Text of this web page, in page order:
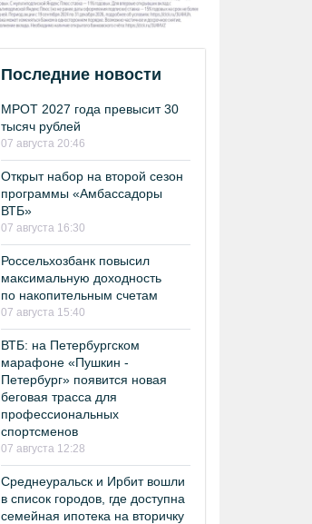
Последние новости
МРОТ 2027 года превысит 30
тысяч рублей
07 августа 20:46
Открыт набор на второй сезон
программы «Амбассадоры
ВТБ»
07 августа 16:30
Россельхозбанк повысил
максимальную доходность
по накопительным счетам
07 августа 15:40
ВТБ: на Петербургском
марафоне «Пушкин -
Петербург» появится новая
беговая трасса для
профессиональных
спортсменов
07 августа 12:28
Среднеуральск и Ирбит вошли
в список городов, где доступна
семейная ипотека на вторичку